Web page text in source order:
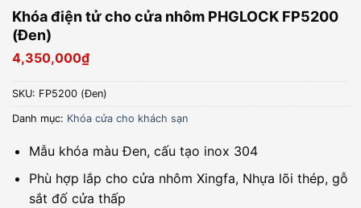
Khóa điện tử cho cửa nhôm PHGLOCK FP5200
(Đen)
4,350,000₫
SKU: FP5200 (Đen)
Danh mục: Khóa cửa cho khách sạn
Mẫu khóa màu Đen, cấu tạo inox 304
Phù hợp lắp cho cửa nhôm Xingfa, Nhựa lõi thép, gỗ
sắt đố cửa thấp